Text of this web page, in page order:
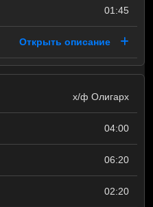
01:45
Открыть описание
х/ф Олигарх
04:00
06:20
02:20